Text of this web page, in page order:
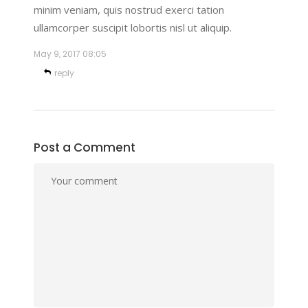
minim veniam, quis nostrud exerci tation
ullamcorper suscipit lobortis nisl ut aliquip.
May 9, 2017 08:05
reply
Post a Comment